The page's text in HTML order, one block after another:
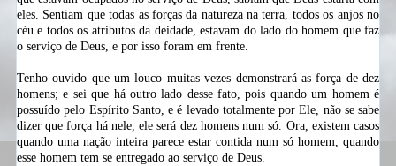
eles. Sentiam que todas as forças da natureza na terra, todos os anjos no
céu e todos os atributos da deidade, estavam do lado do homem que faz
o serviço de Deus, e por isso foram em frente.
Tenho ouvido que um louco muitas vezes demonstrará as força de dez
homens; e sei que há outro lado desse fato, pois quando um homem é
possuído pelo Espírito Santo, e é levado totalmente por Ele, não se sabe
dizer que força há nele, ele será dez homens num só. Ora, existem casos
quando uma nação inteira parece estar contida num só homem, quando
esse homem tem se entregado ao serviço de Deus.